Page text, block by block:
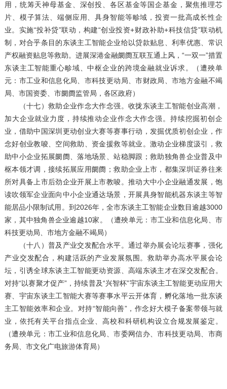
用，统筹天神母基金、深创投、各区基金等国企基金，聚焦推理芯
片、模子算法、端侧应用、具身智能等畛域，投资一批高成长性企
业。实施“投补贷”联动，构建“创业投资+财政补助+科技信贷”联动机
制，对合乎条目的东谈主工智能企业给以贷款贴息、利率优惠、常识
产权融资贴息等救助。进展深港金融阛阓互联互通上风，“一双一”措置
东谈主工智能重心畛域、中枢企业的跨境金融就业诉求。（遭殃单
元：市工业和信息化局、市科技更动局、市财政局、市地方金融不竭
局、市国资委、市阛阓监管局，各区政府）
（十七）救助企业作念大作念强。收拢东谈主工智能创业高潮，
加大企业就业力度，持续推动企业作念大作念强。持续挖掘初创企
业，借助中国深圳更动创业大赛等赛事行动，发掘优质初创企业，作
念好创业教唆、空间救助、资金援救等就业。激动企业梯度汲引，救
助中小企业拓展阛阓、落地场景、站稳脚跟；救助独角兽企业普及中
枢本领才调，接续拓展应用阛阓；救助企业上市，都集深圳证券往来
所对具备上市后劲企业开展上市教唆。推动大中小企业融通发展，饱
读吹领军企业面向中小企业通达场景，开展具身智能机器东谈主等智
能居品小限制试用。到2026年，全市东谈主工智能企业数目逾越3000
家，其中独角兽企业逾越10家。（遭殃单元：市工业和信息化局、市
科技更动局、市地方金融不竭局）
（十八）普及产业交发配合水平。通过举办展会论坛赛事，强化
产业交发配合，构建活跃的产业发展氛围。救助举办高水平展会论
坛，引诱全球东谈主工智能更动资源、高端东谈主才在深交发配合。
对持“以赛聚才促产”，持续普及“兴智杯”宇宙东谈主工智能更动应用大
赛、宇宙东谈主工智能大赛等赛事水平云开体育，孵化落地一批东谈
主工智能效率和企业。对持“智能向善”，作念好大模子备案带领与就
业，依托有关平台指点企业、高校和科研机构设立合规发展鉴定。
（遭殃单元：市工业和信息化局、市委网信办、市科技更动局、市商
务局、市文化广电旅游体育局）